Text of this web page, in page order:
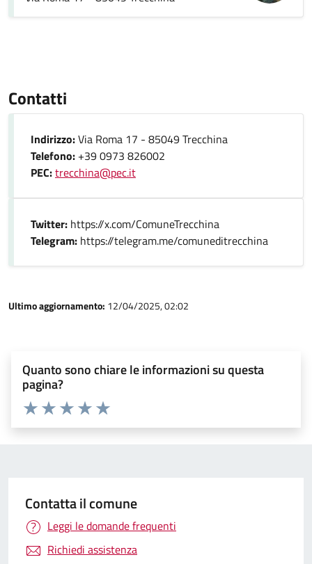
Contatti
Indirizzo:Via Roma 17 - 85049 Trecchina
Telefono: +39 0973 826002
PEC:trecchina@pec.it
Twitter: https://x.com/ComuneTrecchina
Telegram: https://telegram.me/comuneditrecchina
Ultimo aggiornamento: 12/04/2025, 02:02
Quanto sono chiare le informazioni su questa
pagina?
Valuta 5 stelle su 5
Valuta 4 stelle su 5
Valuta 3 stelle su 5
Valuta 2 stelle su 5
Valuta 1 stelle su 5
Contatta il comune
Leggi le domande frequenti
Richiedi assistenza